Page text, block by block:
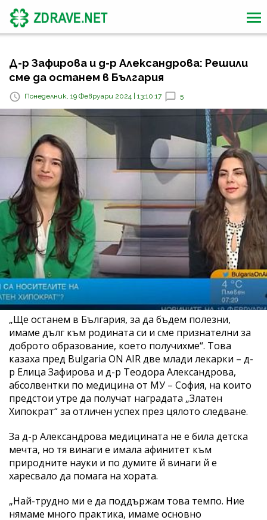
Д-р Зафирова и д-р Александрова: Решили
сме да останем в България
Понеделник, 19 Февруари 2024 | 13:10:17 5
„Ще останем в България, за да бъдем полезни,
имаме дълг към родината си и сме признателни за
доброто образование, което получихме“. Това
казаха пред Bulgaria ON AIR две млади лекарки – д-
р Елица Зафирова и д-р Теодора Александрова,
абсолвентки по медицина от МУ – София, на които
предстои утре да получат наградата „Златен
Хипократ“ за отличен успех през цялото следване.
За д-р Александрова медицината не е била детска
мечта, но тя винаги е имала афинитет към
природните науки и по думите й винаги й е
харесвало да помага на хората.
„Най-трудно ми е да поддържам това темпо. Ние
нямаме много практика, имаме основно